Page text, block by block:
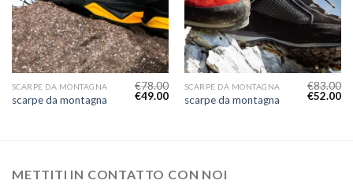
SCARPE DA MONTAGNA
scarpe da montagna
€78.00
€49.00
SCARPE DA MONTAGNA
scarpe da montagna
€83.00
€52.00
METTITI IN CONTATTO CON NOI